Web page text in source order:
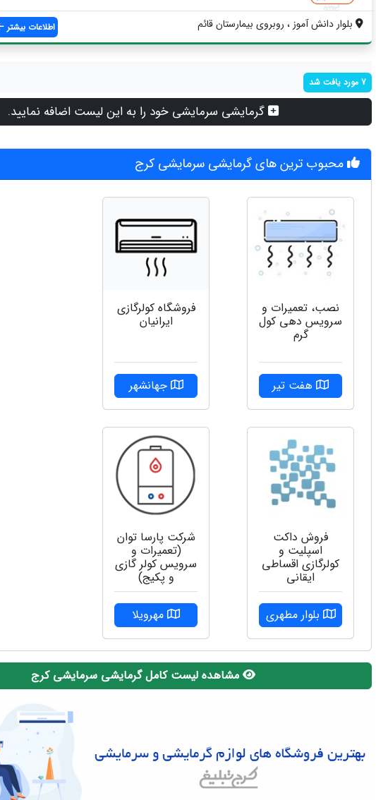
بلوار دانش آموز ، روبروی بیمارستان قائم اطلاعات بیشتر
7 مورد یافت شد
گرمایشی سرمایشی خود را به این لیست اضافه نمایید.
محبوب ترین های گرمایشی سرمایشی کرج
نصب، تعمیرات و
سرویس دهی کول
گرم
هفت تیر
فروشگاه کولرگازی
ایرانیان
جهانشهر
فروش داکت
اسپلیت و
کولرگازی اقساطی
ایقانی
بلوار مطهری
شرکت پارسا توان
(تعمیرات و
سرویس کولر گازی
و پکیج)
مهرویلا
مشاهده لیست کامل گرمایشی سرمایشی کرج